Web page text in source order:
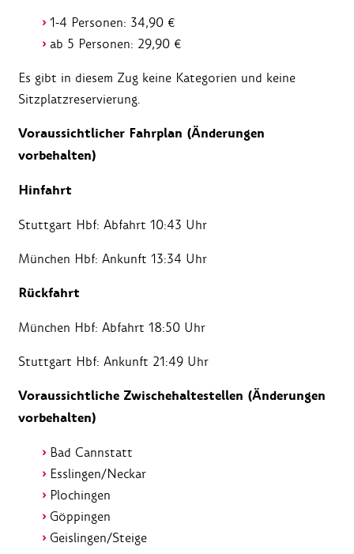
1-4 Personen: 34,90 €
ab 5 Personen: 29,90 €
Es gibt in diesem Zug keine Kategorien und keine
Sitzplatzreservierung.
Voraussichtlicher Fahrplan (Änderungen
vorbehalten)
Hinfahrt
Stuttgart Hbf: Abfahrt 10:43 Uhr
München Hbf: Ankunft 13:34 Uhr
Rückfahrt
München Hbf: Abfahrt 18:50 Uhr
Stuttgart Hbf: Ankunft 21:49 Uhr
Voraussichtliche Zwischehaltestellen (Änderungen
vorbehalten)
Bad Cannstatt
Esslingen/Neckar
Plochingen
Göppingen
Geislingen/Steige